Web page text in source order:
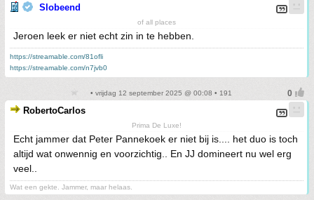
Slobeend
of all places
Jeroen leek er niet echt zin in te hebben.
https://streamable.com/81ofli
https://streamable.com/n7jvb0
• vrijdag 12 september 2025 @ 00:08 • 191
RobertoCarlos
Prima De Luxe!
Echt jammer dat Peter Pannekoek er niet bij is.... het duo is toch
altijd wat onwennig en voorzichtig.. En JJ domineert nu wel erg
veel..
Wat een gekte. Jammer, maar helaas.